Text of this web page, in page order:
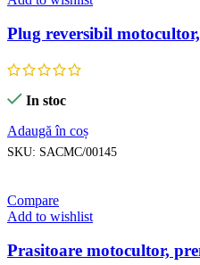
Plug reversibil
In stoc
Adaugă în coș
SKU: SACMC/00145
Compare
Add to wishlist
Prasitoare motocultor,